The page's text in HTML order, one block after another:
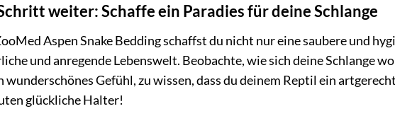
weiter: Schaffe ein Paradies für deine Schlange
Aspen Snake Bedding schaffst du nicht nur eine saubere und
und anregende Lebenswelt. Beobachte, wie sich deine Schlange
wunderschönes Gefühl, zu wissen, dass du deinem Reptil ein
glückliche Halter!